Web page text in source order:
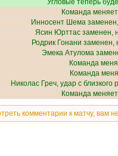
Угловые теперь
Команда
Инносент Шема
Ясин Юрттасзаменен,
Родрик Гонани заменен,
Эмека Атулома
Команда
Команда
Николас Греч, удар с близкого
Команда
комментарии к матчу, вам